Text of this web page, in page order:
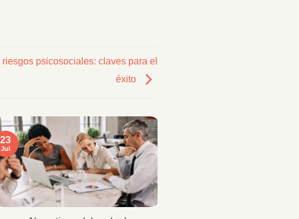
psicosociales: claves para el
éxito
23
Jul